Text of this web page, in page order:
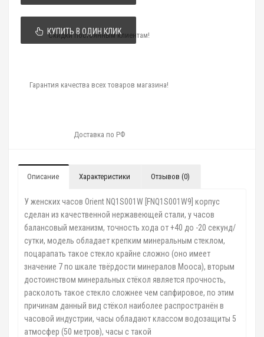
КУПИТЬ В ОДИН КЛИК
Скидки постоянным клиентам!
Гарантия качества всех товаров магазина!
Доставка по РФ
Описание Характеристики Отзывов (0)
У женских часов Orient NQ1S001W [FNQ1S001W9] корпус
сделан из качественной нержавеющей стали, у часов
балансовый механизм, точность хода от +40 до -20 секунд/
сутки, модель обладает крепким минеральным стеклом,
поцарапать такое стекло крайне сложно (оно имеет
значение 7 по шкале твёрдости минералов Мооса), вторым
достоинством минеральных стёкол является прочность,
расколоть такое стекло сложнее чем сапфировое, по этим
причинам данный вид стёкол наиболее распространён в
часовой индустрии, часы обладают классом водозащиты 5
атмосфер (50 метров), часы с такой